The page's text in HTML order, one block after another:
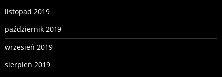
listopad 2019
październik 2019
wrzesień 2019
sierpień 2019